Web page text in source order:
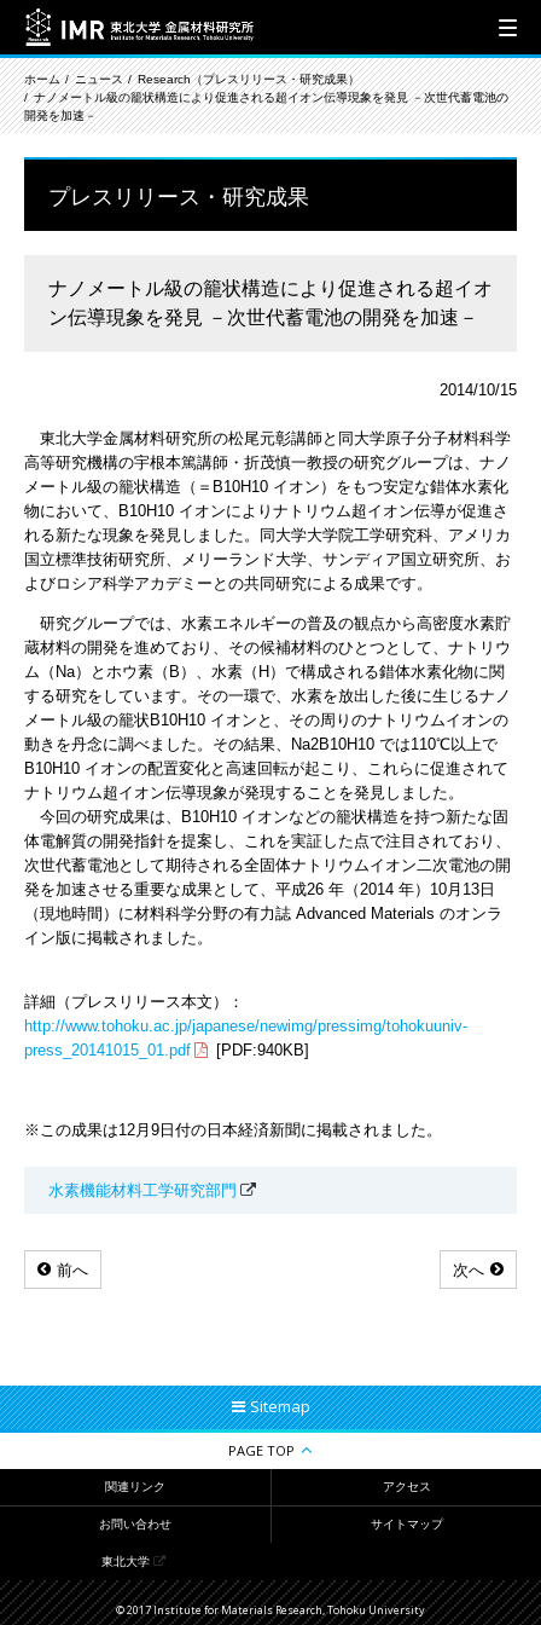
ホーム ニュース
Research（プレスリリース・研究成果）
ナノメートル級の籠状構造により促進される超イオン伝導現象を発見 －次世代蓄電池の
開発を加速－
プレスリリース・研究成果
ナノメートル級の籠状構造により促進される超イオ
ン伝導現象を発見 －次世代蓄電池の開発を加速－
2014/10/15
東北大学金属材料研究所の松尾元彰講師と同大学原子分子材料科学
高等研究機構の宇根本篤講師・折茂慎一教授の研究グループは、ナノ
メートル級の籠状構造（＝B10H10 イオン）をもつ安定な錯体水素化
物において、B10H10 イオンによりナトリウム超イオン伝導が促進さ
れる新たな現象を発見しました。同大学大学院工学研究科、アメリカ
国立標準技術研究所、メリーランド大学、サンディア国立研究所、お
よびロシア科学アカデミーとの共同研究による成果です。
研究グループでは、水素エネルギーの普及の観点から高密度水素貯
蔵材料の開発を進めており、その候補材料のひとつとして、ナトリウ
ム（Na）とホウ素（B）、水素（H）で構成される錯体水素化物に関
する研究をしています。その一環で、水素を放出した後に生じるナノ
メートル級の籠状B10H10 イオンと、その周りのナトリウムイオンの
動きを丹念に調べました。その結果、Na2B10H10 では110℃以上で
B10H10 イオンの配置変化と高速回転が起こり、これらに促進されて
ナトリウム超イオン伝導現象が発現することを発見しました。
今回の研究成果は、B10H10 イオンなどの籠状構造を持つ新たな固
体電解質の開発指針を提案し、これを実証した点で注目されており、
次世代蓄電池として期待される全固体ナトリウムイオン二次電池の開
発を加速させる重要な成果として、平成26 年（2014 年）10月13日
（現地時間）に材料科学分野の有力誌 Advanced Materials のオンラ
イン版に掲載されました。
詳細（プレスリリース本文）：
http://www.tohoku.ac.jp/japanese/newimg/pressimg/tohokuuniv-
press_20141015_01.pdf
[PDF:940KB]
※この成果は12月9日付の日本経済新聞に掲載されました。
水素機能材料工学研究部門
前へ 次へ
Sitemap
PAGE TOP
関連リンク アクセス
お問い合わせ サイトマップ
東北大学
© 2017 Institute for Materials Research, Tohoku University